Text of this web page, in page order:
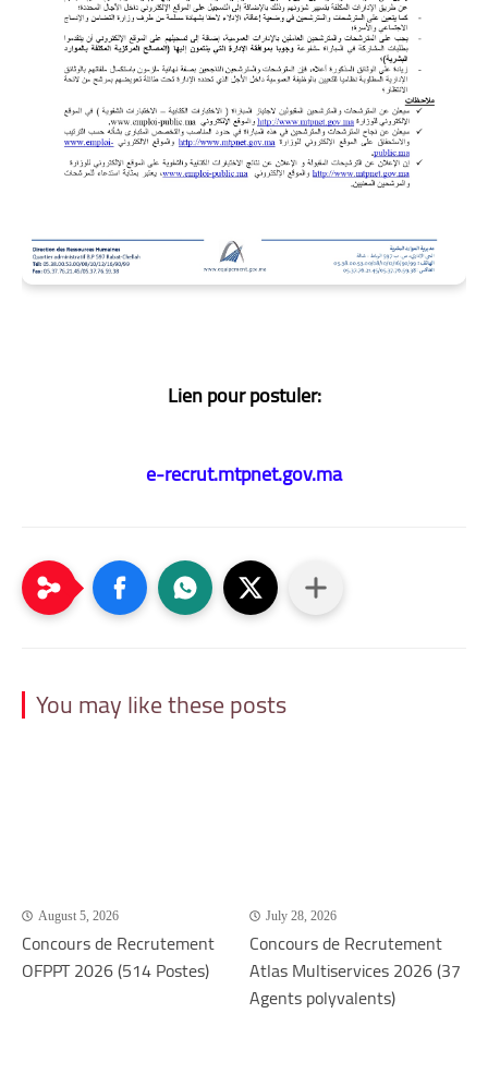
Lien pour postuler:
e-recrut.mtpnet.gov.ma
You may like these posts
August 5, 2026
Concours de Recrutement
OFPPT 2026 (514 Postes)
July 28, 2026
Concours de Recrutement
Atlas Multiservices 2026 (37
Agents polyvalents)